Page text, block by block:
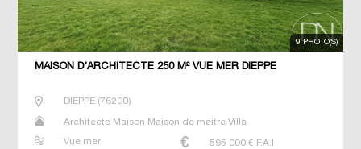
9 PHOTO(S)
MAISON D'ARCHITECTE 250 M² VUE MER DIEPPE
DIEPPE(76200)
Architecte Maison Maison de maitre Villa
Vue mer 595 000 € F.A.I